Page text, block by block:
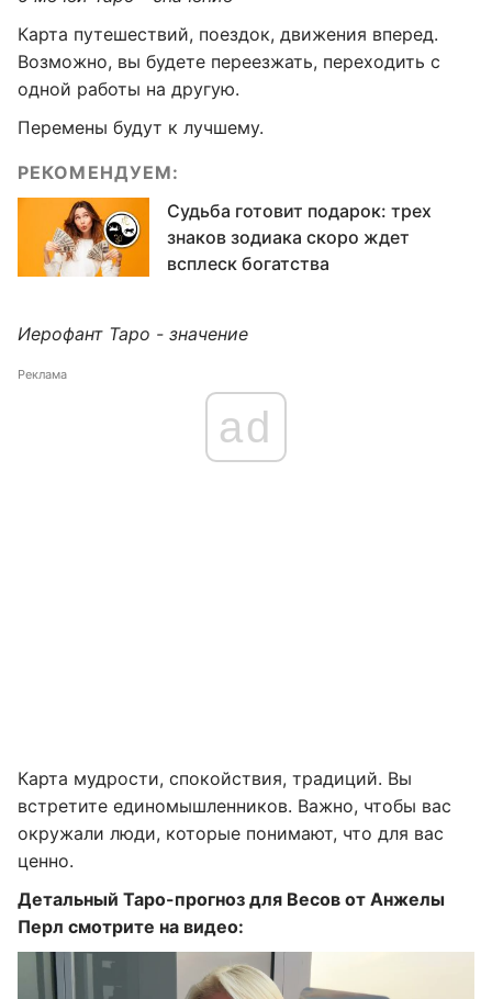
Карта путешествий, поездок, движения вперед.
Возможно, вы будете переезжать, переходить с
одной работы на другую.
Перемены будут к лучшему.
РЕКОМЕНДУЕМ:
Судьба готовит подарок: трех
знаков зодиака скоро ждет
всплеск богатства
Иерофант Таро - значение
Реклама
ad
Карта мудрости, спокойствия, традиций. Вы
встретите единомышленников. Важно, чтобы вас
окружали люди, которые понимают, что для вас
ценно.
Детальный Таро-прогноз для Весов от Анжелы
Перл смотрите на видео: